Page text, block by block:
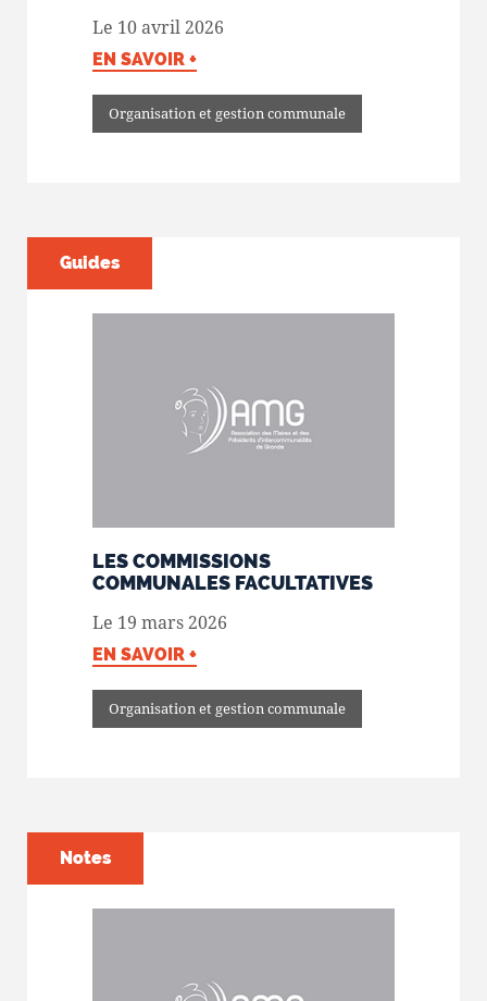
Le 10 avril 2026
EN SAVOIR +
Organisation et gestion communale
LES COMMISSIONS
COMMUNALES FACULTATIVES
Le 19 mars 2026
EN SAVOIR +
Organisation et gestion communale
Guides
Notes